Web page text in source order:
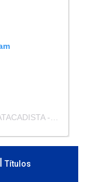
Títulos